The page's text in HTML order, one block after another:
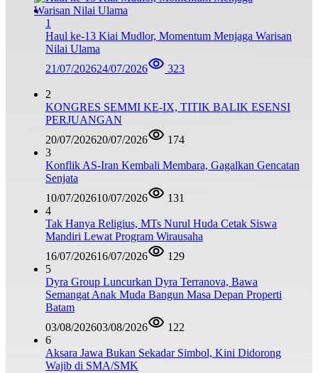
1
Haul ke-13 Kiai Mudlor, Momentum Menjaga Warisan
Nilai Ulama
21/07/202624/07/2026 323
2
KONGRES SEMMI KE-IX, TITIK BALIK ESENSI
PERJUANGAN
20/07/202620/07/2026
174
3
Konflik AS-Iran Kembali Membara, Gagalkan Gencatan
Senjata
10/07/202610/07/2026
131
4
Tak Hanya Religius, MTs Nurul Huda Cetak Siswa
Mandiri Lewat Program Wirausaha
16/07/202616/07/2026
129
5
Dyra Group Luncurkan Dyra Terranova, Bawa
Semangat Anak Muda Bangun Masa Depan Properti
Batam
03/08/202603/08/2026
122
6
Aksara Jawa Bukan Sekadar Simbol, Kini Didorong
Wajib di SMA/SMK